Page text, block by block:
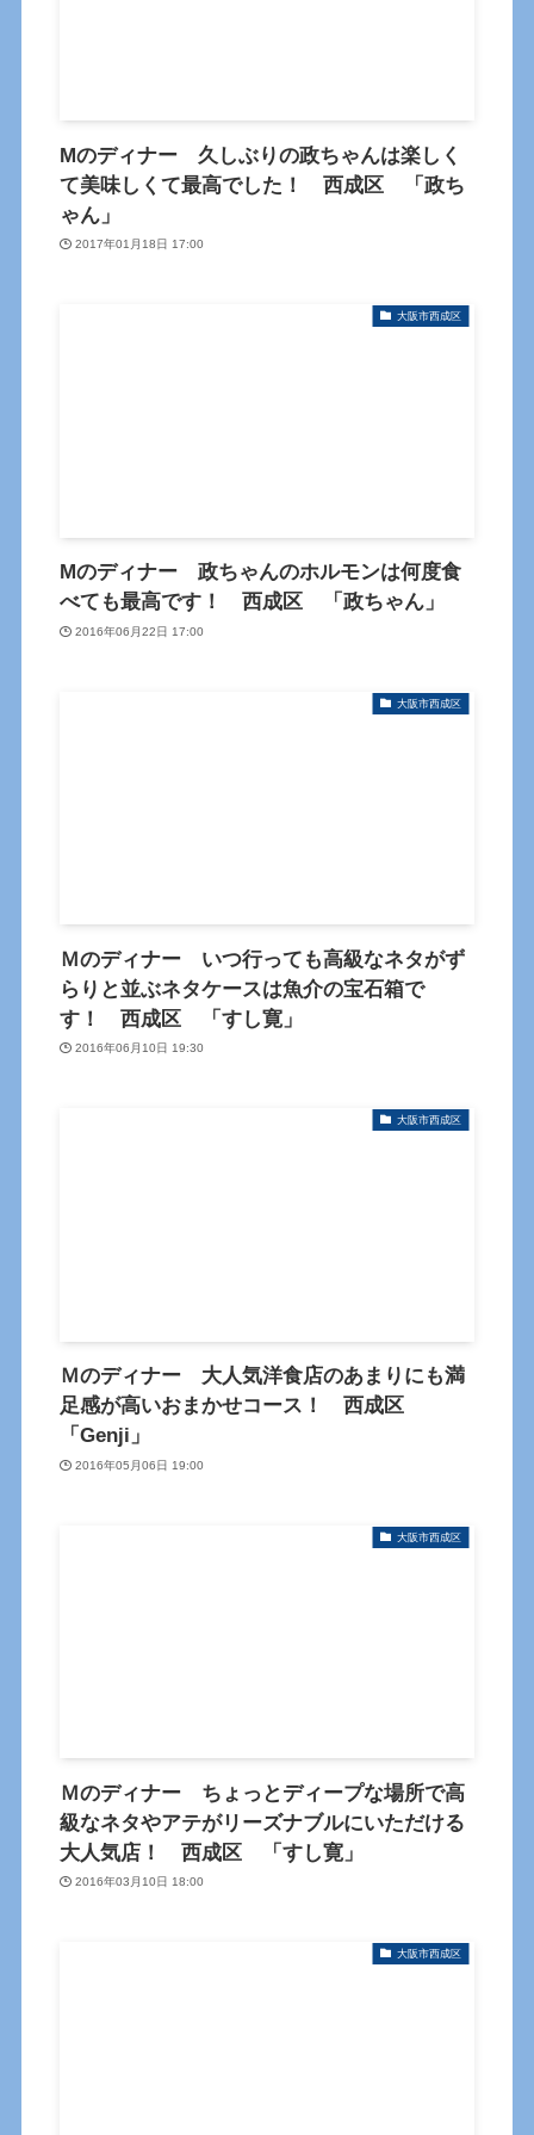
Mのディナー 久しぶりの政ちゃんは楽しく
て美味しくて最高でした！ 西成区 「政ち
ゃん」
2017年01月18日 17:00
大阪市西成区
Mのディナー 政ちゃんのホルモンは何度食
べても最高です！ 西成区 「政ちゃん」
2016年06月22日 17:00
大阪市西成区
Ｍのディナー いつ行っても高級なネタがず
らりと並ぶネタケースは魚介の宝石箱で
す！ 西成区 「すし寛」
2016年06月10日 19:30
大阪市西成区
Ｍのディナー 大人気洋食店のあまりにも満
足感が高いおまかせコース！ 西成区
「Genji」
2016年05月06日 19:00
大阪市西成区
Ｍのディナー ちょっとディープな場所で高
級なネタやアテがリーズナブルにいただける
大人気店！ 西成区 「すし寛」
2016年03月10日 18:00
大阪市西成区